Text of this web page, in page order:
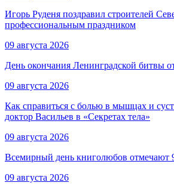
Игорь Руденя поздравил строителей
профессиональным праздником
09 августа 2026
День окончания Ленинградской битвы
09 августа 2026
Как справиться с болью в мышцах и
доктор Васильев в «Секретах тела»
09 августа 2026
Всемирный день книголюбов отмечают
09 августа 2026